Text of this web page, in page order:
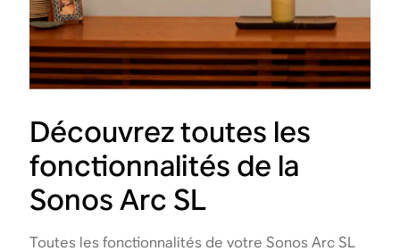
Découvrez toutes les
fonctionnalités de la
Sonos Arc SL
Toutes les fonctionnalités de votre Sonos Arc SL